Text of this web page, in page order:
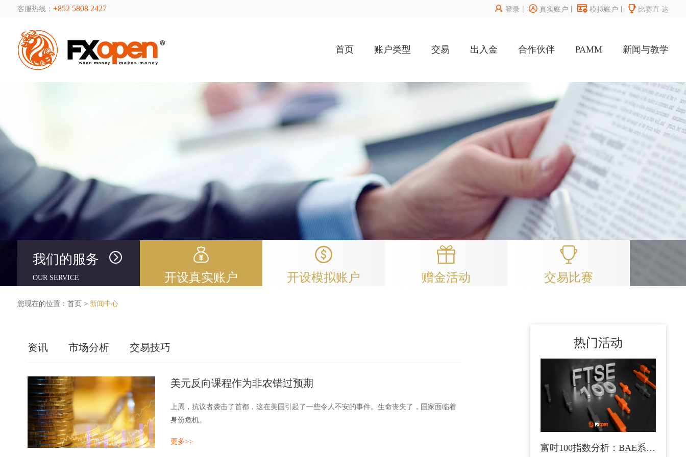
客服热线： +852 5808 2427  登录 丨 真实账户  模拟账户  比赛直 达
首页 账户类型 交易 出入金 合作伙伴 PAMM 新闻与教学
我们的服务
OUR SERVICE 开设真实账户 开设模拟账户 赠金活动 交易比赛
您现在的位置： 首页 > 新闻中心
资讯 市场分析 交易技巧
美元反向课程作为非农错过预期
上周，抗议者袭击了首都，这在美国引起了一些令人不安的事件。生命丧失了，国家面临着
身份危机。
20日
更多>>
热门活动
富时100指数分析：BAE系统公司强劲盈利支撑指数上涨至接近历史高位